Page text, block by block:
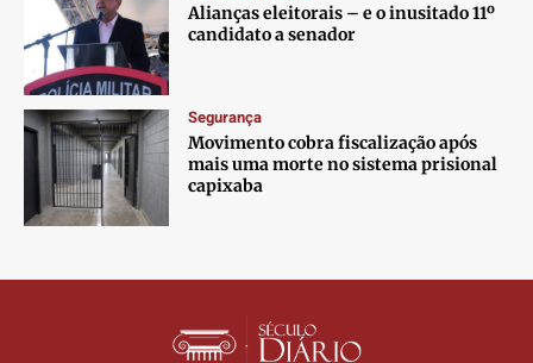
Alianças eleitorais – e o inusitado 11º
candidato a senador
Segurança
Movimento cobra fiscalização após
mais uma morte no sistema prisional
capixaba